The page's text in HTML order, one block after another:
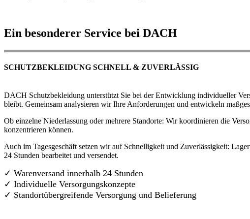
Ein besonderer Service bei DACH
SCHUTZBEKLEIDUNG SCHNELL & ZUVERLÄSSIG
DACH Schutzbekleidung unterstützt Sie bei der Entwicklung individueller
bleibt. Gemeinsam analysieren wir Ihre Anforderungen und entwickeln
Ob einzelne Niederlassung oder mehrere Standorte: Wir koordinieren die
konzentrieren können.
Auch im Tagesgeschäft setzen wir auf Schnelligkeit und Zuverlässigkeit:
24 Stunden bearbeitet und versendet.
✓ Warenversand innerhalb 24 Stunden
✓ Individuelle Versorgungskonzepte
✓ Standortübergreifende Versorgung und Belieferung